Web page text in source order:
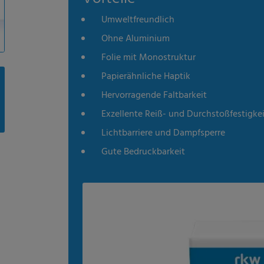
Umweltfreundlich
Ohne Aluminium
Folie mit Monostruktur
Papierähnliche Haptik
Hervorragende Faltbarkeit
Exzellente Reiß- und
Lichtbarriere und Dampfsperre
Gute Bedruckbarkeit